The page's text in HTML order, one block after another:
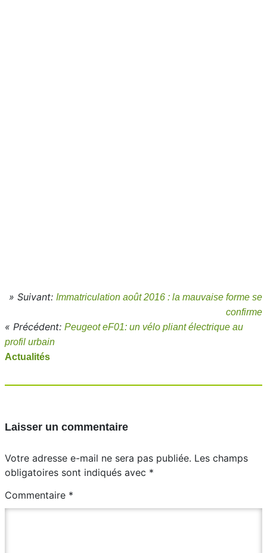
» Suivant: Immatriculation août 2016 : la mauvaise forme se
confirme
« Précédent: Peugeot eF01: un vélo pliant électrique au
profil urbain
Actualités
Laisser un commentaire
Votre adresse e-mail ne sera pas publiée. Les champs
obligatoires sont indiqués avec *
Commentaire *